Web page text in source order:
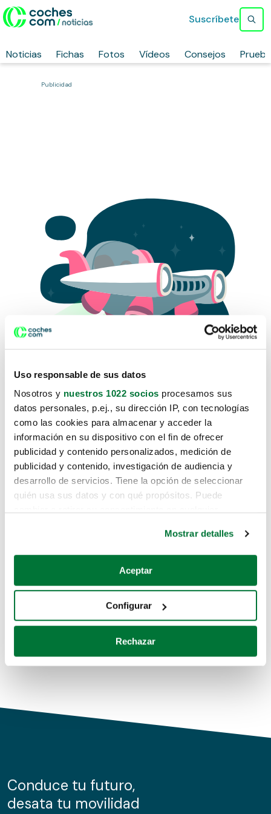
Uso responsable de sus datos
Nosotros y nuestros 1022 socios procesamos sus
datos personales, p.ej., su dirección IP, con tecnologías
como las cookies para almacenar y acceder la
información en su dispositivo con el fin de ofrecer
publicidad y contenido personalizados, medición de
publicidad y contenido, investigación de audiencia y
desarrollo de servicios. Tiene la opción de seleccionar
quién usa sus datos y con qué propósitos. Puede
Si lo permite, también quisiéramos:
Recopilar información sobre su ubicación geográfica
Identificar su dispositivo analizándolo activamente
para buscar características específicas (huellas
Obtenga más información sobre cómo se procesan sus
de cookies.
información sobre el uso que haga del sitio web con
nuestros partners de redes sociales, publicidad y análisis
Mostrar detalles
Aceptar
Configurar
Rechazar
Noticias Fichas Fotos Vídeos Consejos
Suscríbete
Publicidad
Lo sentimos, no sabemos como
te hemos traido hasta aquí.
Pero puedes encontrar el coche que estás
buscando en alguno de estos enlaces:
Coches de segunda mano
Coches de km0
Conduce tu futuro,
desata tu movilidad